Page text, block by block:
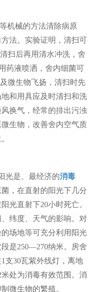
机械的方法清除病原
法。实验证明，清扫可
扫后再用清水冲洗，舍
药液喷洒，舍内细菌可
微生物飞扬，清扫时先
和用具应及时清扫和洗
换气，经常的排出污浊
生物，改善舍内空气质
光是、最经济的消毒
，在直射的阳光下几分
光直射下20小时死亡。
纬度、天气的影响。对
场地等可充分利用阳光
是250—270纳米。房舍
1支30瓦紫外线灯，离地
米处为消毒有效范围。消
微生物的繁殖。